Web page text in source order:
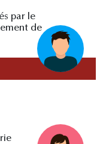
par le
de